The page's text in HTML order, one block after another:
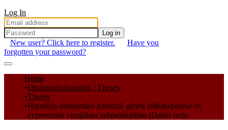
Log In
Log in
New user? Click here to register.
Have you
forgotten your password?
Communities & Collections
All of DSpace
Statistics
Home
Diplomadolgozatok / Theses
Theses
Hipofízis-adenomára jellemző gének feltérképezése és
eypressziós vizsgálata zebradánióban (Danio rerio